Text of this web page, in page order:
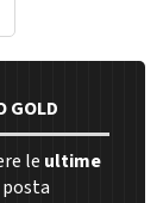
GOLD
le ultime